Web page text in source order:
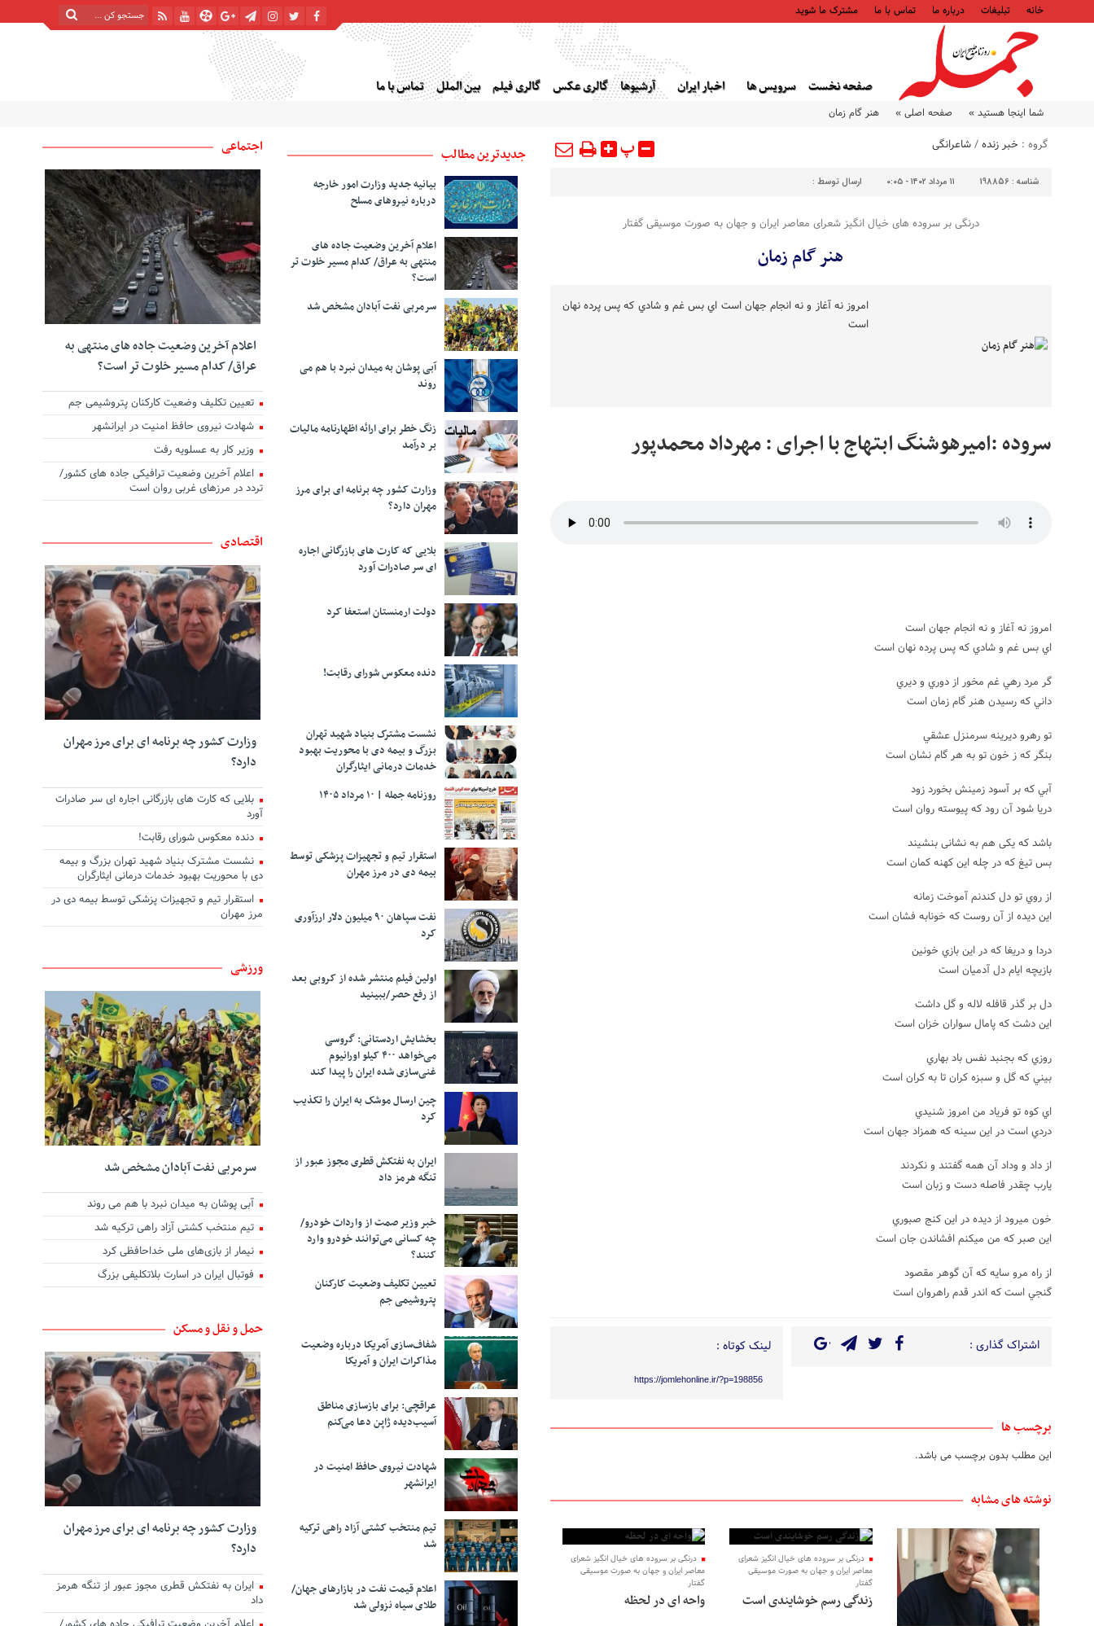
خانه تبلیغات درباره ما تماس با ما مشترک ما شوید
صفحه نخست سرویس ها اخبار ایران آرشیوها گالری عکس گالری فیلم بین الملل تماس با ما پنج شنبه, ۱۵ مرداد , ۱۴۰۵ | 22 صفر 1448
شما اینجا هستید » صفحه اصلی » هنر گام زمان
گروه : خبر زنده/شاعرانگی پ
شناسه : 198856 ۱۱ مرداد ۱۴۰۲ - ۰:۰۵ ارسال توسط :
درنگی بر سروده های خیال انگیز شعرای معاصر ایران و جهان به صورت موسیقی گفتار
هنر گام زمان
امروز نه آغاز و نه انجام جهان است اي بس غم و شادي که پس پرده نهان
است
سروده :امیرهوشنگ ابتهاج با اجرای : مهرداد محمدپور
امروز نه آغاز و نه انجام جهان است
اي بس غم و شادي که پس پرده نهان است
گر مرد رهي غم مخور از دوري و ديري
داني که رسيدن هنر گام زمان است
تو رهرو ديرينه سرمنزل عشقي
بنگر که ز خون تو به هر گام نشان است
آبي که بر آسود زمينش بخورد زود
دريا شود آن رود که پيوسته روان است
باشد که یکی هم به نشانی بنشیند
بس تیغ که در چله این کهنه کمان است
از روي تو دل کندنم آموخت زمانه
اين ديده از آن روست که خونابه فشان است
دردا و دريغا که در اين بازي خونين
بازيچه ايام دل آدميان است
دل بر گذر قافله لاله و گل داشت
اين دشت که پامال سواران خزان است
روزي که بجنبد نفس باد بهاري
بيني که گل و سبزه کران تا به کران است
اي کوه تو فرياد من امروز شنيدي
دردي است در اين سينه که همزاد جهان است
از داد و وداد آن همه گفتند و نکردند
يارب چقدر فاصله دست و زبان است
خون ميرود از ديده در اين کنج صبوري
اين صبر که من ميکنم افشاندن جان است
از راه مرو سايه که آن گوهر مقصود
گنجي است که اندر قدم راهروان است
اشتراک گذاری : لینک کوتاه :
https://jomlehonline.ir/?p=198856
برچسب ها
این مطلب بدون برچسب می باشد.
نوشته های مشابه
درنگی بر سروده های خیال انگیز شعرای
معاصر ایران و جهان به صورت موسیقی
گفتار
زندگی رسم خوشایندی است
درنگی بر سروده های خیال انگیز شعرای
معاصر ایران و جهان به صورت موسیقی
گفتار
واحه ای در لحظه
جدیدترین مطالب
بیانیه جدید وزارت امور خارجه
درباره نیروهای مسلح
اعلام آخرین وضعیت جاده های
منتهی به عراق/ کدام مسیر خلوت تر
است؟
سرمربی نفت آبادان مشخص شد
آبی پوشان به میدان نبرد با هم می
روند
زنگ خطر برای ارائه اظهارنامه مالیات
بر درآمد
وزارت کشور چه برنامه ای برای مرز
مهران دارد؟
بلایی که کارت های بازرگانی اجاره
ای سر صادرات آورد
دولت ارمنستان استعفا کرد
دنده معکوس شورای رقابت!
نشست مشترک بنیاد شهید تهران
بزرگ و بیمه دی با محوریت بهبود
خدمات درمانی ایثارگران
روزنامه جمله | ۱۰ مرداد ۱۴۰۵
استقرار تیم و تجهیزات پزشکی توسط
بیمه دی در مرز مهران
نفت سپاهان ۹۰ میلیون دلار ارزآوری
کرد
اولین فیلم منتشر شده از کروبی بعد
از رفع حصر/ببینید
بخشایش اردستانی: گروسی
می‌خواهد ۴۰۰ کیلو اورانیوم
غنی‌سازی شده ایران را پیدا کند
چین ارسال موشک به ایران را تکذیب
کرد
ایران به نفتکش قطری مجوز عبور از
تنگه هرمز داد
خبر وزیر صمت از واردات خودرو/
چه کسانی می‌توانند خودرو وارد
کنند؟
تعیین تکلیف وضعیت کارکنان
پتروشیمی جم
شفاف‌سازی آمریکا درباره وضعیت
مذاکرات ایران و آمریکا
عراقچی: برای بازسازی مناطق
آسیب‌دیده ژاپن دعا می‌کنم
شهادت نیروی حافظ امنیت در
ایرانشهر
تیم منتخب کشتی آزاد راهی ترکیه
شد
اعلام قیمت نفت در بازارهای جهان/
طلای سیاه نزولی شد
اجتماعی
اعلام آخرین وضعیت جاده های منتهی به
عراق/ کدام مسیر خلوت تر است؟
تعیین تکلیف وضعیت کارکنان پتروشیمی جم
شهادت نیروی حافظ امنیت در ایرانشهر
وزیر کار به عسلویه رفت
اعلام آخرین وضعیت ترافیکی جاده های کشور/
تردد در مرزهای غربی روان است
اقتصادی
وزارت کشور چه برنامه ای برای مرز مهران
دارد؟
بلایی که کارت های بازرگانی اجاره ای سر صادرات
آورد
دنده معکوس شورای رقابت!
نشست مشترک بنیاد شهید تهران بزرگ و بیمه
دی با محوریت بهبود خدمات درمانی ایثارگران
استقرار تیم و تجهیزات پزشکی توسط بیمه دی در
مرز مهران
ورزشی
سرمربی نفت آبادان مشخص شد
آبی پوشان به میدان نبرد با هم می روند
تیم منتخب کشتی آزاد راهی ترکیه شد
نیمار از بازی‌های ملی خداحافظی کرد
فوتبال ایران در اسارت بلاتکلیفی بزرگ
حمل و نقل و مسکن
وزارت کشور چه برنامه ای برای مرز مهران
دارد؟
ایران به نفتکش قطری مجوز عبور از تنگه هرمز
داد